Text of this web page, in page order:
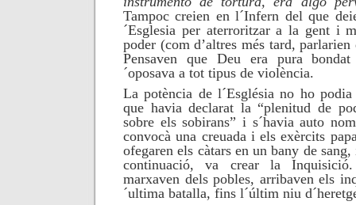
Tampoc creien en l´Infern del que
´Esglesia per aterroritzar a la gent i
poder (com d’altres més tard,
Pensaven que Deu era pura
´oposava a tot tipus de violència.
La potència de l´Església no ho
que havia declarat la “plenitud de
sobre els sobirans” i s´havia auto
convocà una creuada i els exèrcits
ofegaren els càtars en un bany de
continuació, va crear la
marxaven dels pobles, arribaven els
´ultima batalla, fins l´últim niu